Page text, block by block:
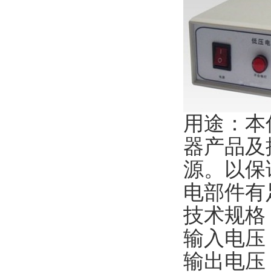
用途：
器产品
源。以
电部件
技术规格
输入电
输出电压